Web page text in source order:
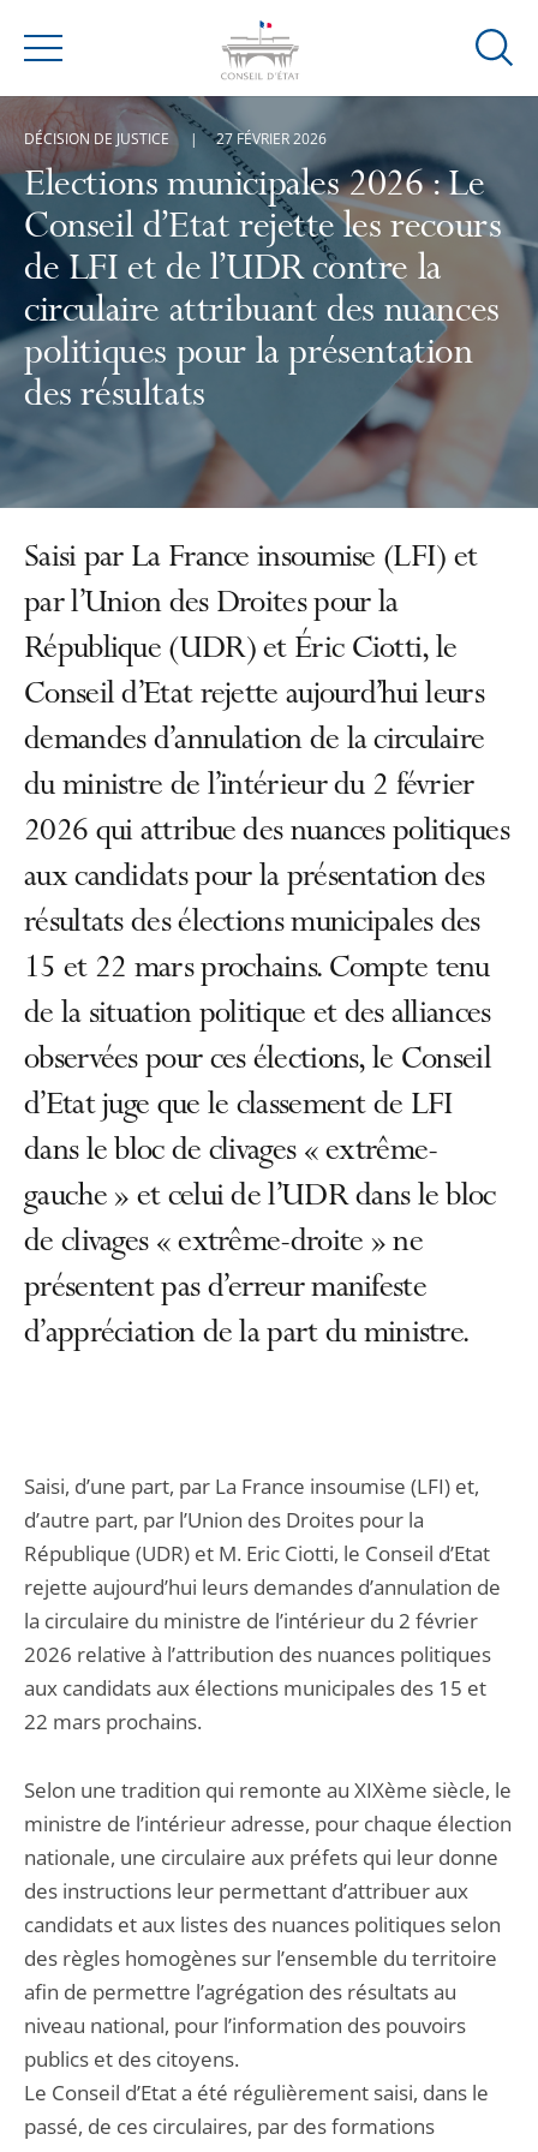
Menu
Ouvrir
Elections municipales 2026 : Le
Conseil d’Etat rejette les recours
de LFI et de l’UDR contre la
circulaire attribuant des nuances
politiques pour la présentation
des résultats
DÉCISION DE JUSTICE 27 FÉVRIER 2026
Saisi par La France insoumise (LFI) et
par l’Union des Droites pour la
République (UDR) et Éric Ciotti, le
Conseil d’Etat rejette aujourd’hui leurs
demandes d’annulation de la circulaire
du ministre de l’intérieur du 2 février
2026 qui attribue des nuances politiques
aux candidats pour la présentation des
résultats des élections municipales des
15 et 22 mars prochains. Compte tenu
de la situation politique et des alliances
observées pour ces élections, le Conseil
d’Etat juge que le classement de LFI
dans le bloc de clivages « extrême-
gauche » et celui de l’UDR dans le bloc
de clivages « extrême-droite » ne
présentent pas d’erreur manifeste
d’appréciation de la part du ministre.
Saisi, d’une part, par La France insoumise (LFI) et,
d’autre part, par l’Union des Droites pour la
République (UDR) et M. Eric Ciotti, le Conseil d’Etat
rejette aujourd’hui leurs demandes d’annulation de
la circulaire du ministre de l’intérieur du 2 février
2026 relative à l’attribution des nuances politiques
aux candidats aux élections municipales des 15 et
22 mars prochains.
Selon une tradition qui remonte au XIXème siècle, le
ministre de l’intérieur adresse, pour chaque élection
nationale, une circulaire aux préfets qui leur donne
des instructions leur permettant d’attribuer aux
candidats et aux listes des nuances politiques selon
des règles homogènes sur l’ensemble du territoire
afin de permettre l’agrégation des résultats au
niveau national, pour l’information des pouvoirs
publics et des citoyens.
Le Conseil d’Etat a été régulièrement saisi, dans le
passé, de ces circulaires, par des formations